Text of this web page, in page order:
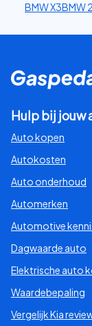
BMW X3BMW
Hulp bij jouw
Auto kopen
Autokosten
Auto onderhoud
Automerken
Automotive
Dagwaarde auto
Elektrische auto
Waardebepaling
Vergelijk Kia